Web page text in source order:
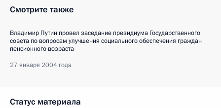
Смотрите также
Владимир Путин провел заседание президиума Государственного
совета по вопросам улучшения социального обеспечения граждан
пенсионного возраста
27 января 2004 года
Статус материала